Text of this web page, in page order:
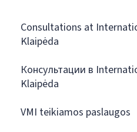
Consultations at
Klaipėda
Консультации в
Klaipėda
VMI teikiamos paslaugos